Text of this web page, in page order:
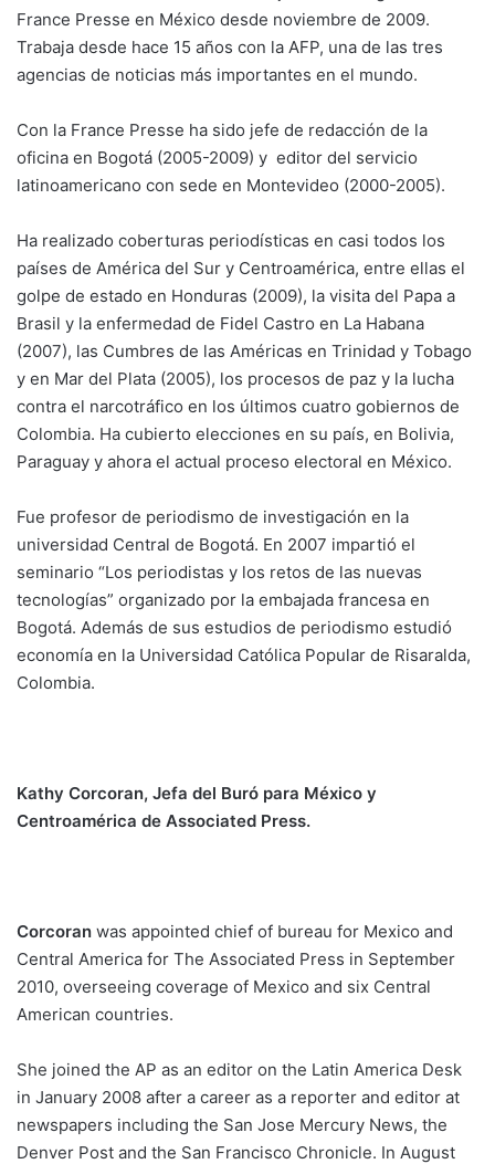
France Presse en México desde noviembre de 2009.
Trabaja desde hace 15 años con la AFP, una de las tres
agencias de noticias más importantes en el mundo.
Con la France Presse ha sido jefe de redacción de la
oficina en Bogotá (2005-2009) y editor del servicio
latinoamericano con sede en Montevideo (2000-2005).
Ha realizado coberturas periodísticas en casi todos los
países de América del Sur y Centroamérica, entre ellas el
golpe de estado en Honduras (2009), la visita del Papa a
Brasil y la enfermedad de Fidel Castro en La Habana
(2007), las Cumbres de las Américas en Trinidad y Tobago
y en Mar del Plata (2005), los procesos de paz y la lucha
contra el narcotráfico en los últimos cuatro gobiernos de
Colombia. Ha cubierto elecciones en su país, en Bolivia,
Paraguay y ahora el actual proceso electoral en México.
Fue profesor de periodismo de investigación en la
universidad Central de Bogotá. En 2007 impartió el
seminario “Los periodistas y los retos de las nuevas
tecnologías” organizado por la embajada francesa en
Bogotá. Además de sus estudios de periodismo estudió
economía en la Universidad Católica Popular de Risaralda,
Colombia.
Kathy Corcoran, Jefa del Buró para México y
Centroamérica de Associated Press.
Corcoran was appointed chief of bureau for Mexico and
Central America for The Associated Press in September
2010, overseeing coverage of Mexico and six Central
American countries.
She joined the AP as an editor on the Latin America Desk
in January 2008 after a career as a reporter and editor at
newspapers including the San Jose Mercury News, the
Denver Post and the San Francisco Chronicle. In August